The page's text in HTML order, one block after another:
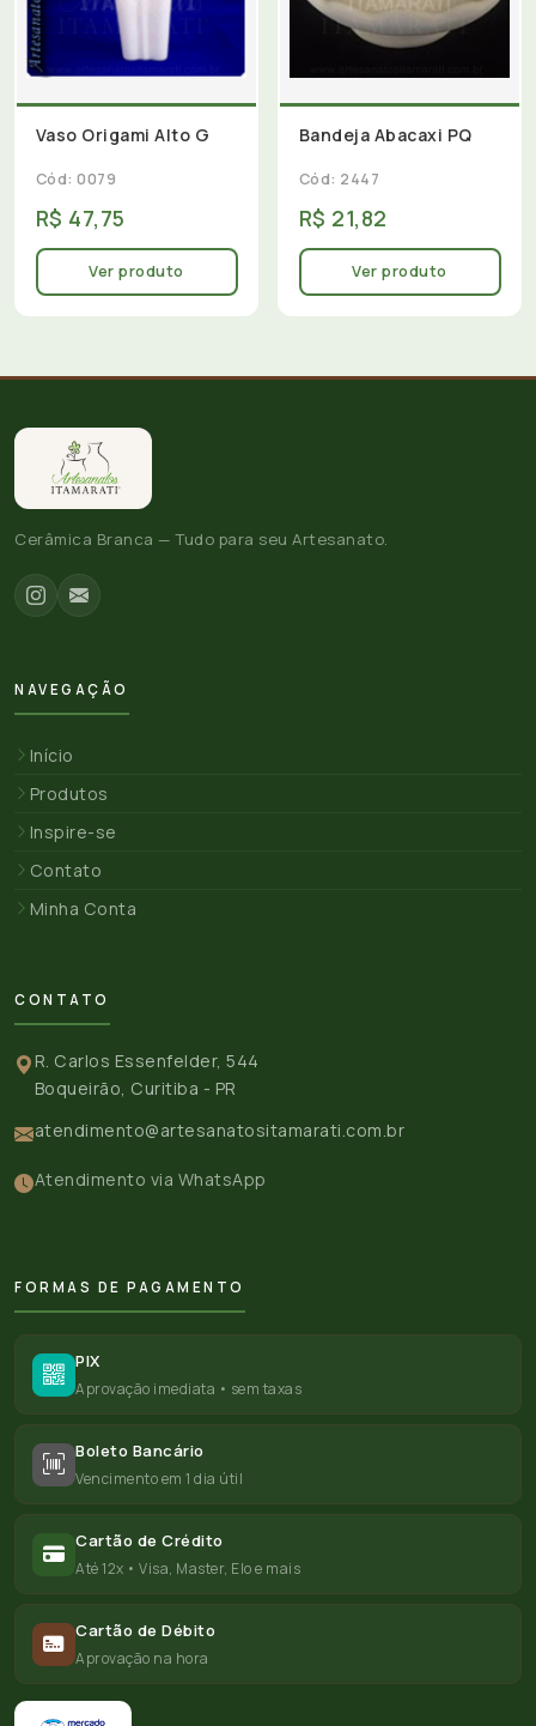
Vaso Origami Alto G
Cód: 0079
R$ 47,75
Ver produto
Bandeja Abacaxi PQ
Cód: 2447
R$ 21,82
Ver produto
Cerâmica Branca — Tudo para seu Artesanato.
NAVEGAÇÃO
Início
Produtos
Inspire-se
Contato
Minha Conta
CONTATO
R. Carlos Essenfelder, 544
Boqueirão, Curitiba - PR
atendimento@artesanatositamarati.com.br
Atendimento via WhatsApp
FORMAS DE PAGAMENTO
PIX
Aprovação imediata • sem taxas
Boleto Bancário
Vencimento em 1 dia útil
Cartão de Crédito
Até 12x • Visa, Master, Elo e mais
Cartão de Débito
Aprovação na hora